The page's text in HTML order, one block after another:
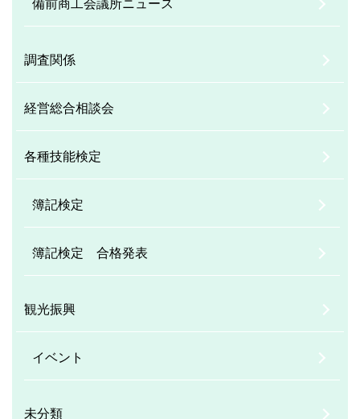
備前商工会議所ニュース
調査関係
経営総合相談会
各種技能検定
簿記検定
簿記検定 合格発表
観光振興
イベント
未分類